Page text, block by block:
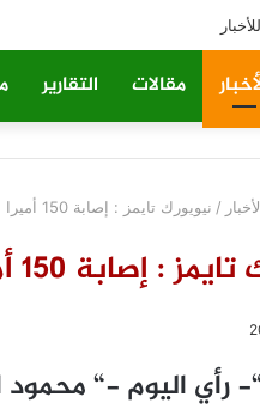
مقالات التقارير
/ نيوﻳﻮﺭﻙ ﺗﺎﻳﻤﺰ : ﺇﺻﺎﺑﺔ 150 ﺃﻣﻴﺮﺍ ﺳﻌﻮﺩﻳﺎ ﺑﻔﻴﺮﻭﺱ ﻛﻮﺭﻭﻧﺎ
150 ﺃﻣﻴﺮﺍ ﺳﻌﻮﺩﻳﺎ ﺑﻔﻴﺮﻭﺱ ﻛﻮﺭﻭﻧﺎ
ﺭﺃﻱ ﺍﻟﻴﻮﻡ -“